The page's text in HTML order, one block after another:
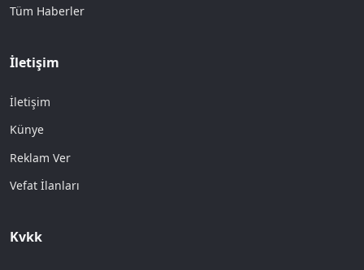
Tüm Haberler
İletişim
İletişim
Künye
Reklam Ver
Vefat İlanları
Kvkk